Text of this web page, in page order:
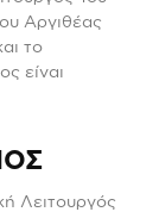
Αργιθέας
το
είναι
Λειτουργός